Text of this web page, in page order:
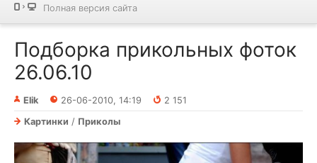
Полная версия сайта
Подборка прикольных фоток
26.06.10
Elik 26-06-2010, 14:19
2 151
Картинки / Приколы